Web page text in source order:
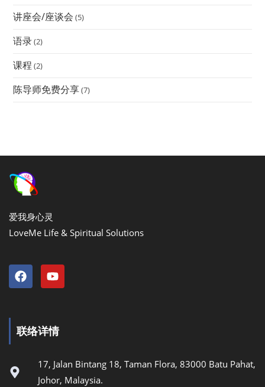
讲座会/座谈会 (5)
语录(2)
课程 (2)
陈导师免费分享(7)
爱我身心灵
LoveMe Life & Spiritual Solutions
联络详情
17, Jalan Bintang 18, Taman Flora, 83000 Batu Pahat,
Johor, Malaysia.